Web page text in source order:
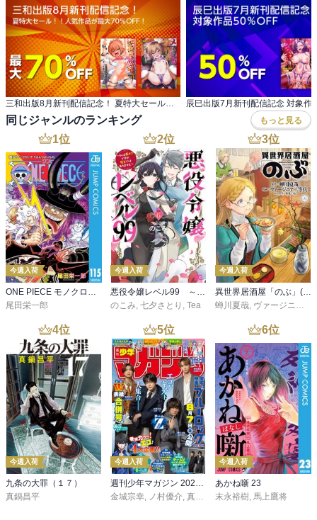
辰巳出版7月新刊配信記念 対象作
同じジャンルのランキング もっと見る
1位
今週入荷
ONE PIECE モノクロ版 115
尾田栄一郎
2位
今週入荷
悪役令嬢レベル99 ～私は裏ボスですが魔王ではありません～ その６
のこみ, 七夕さとり , Tea
3位
今週入荷
異世界居酒屋「のぶ」(22)
蝉川夏哉, ヴァージニア二等兵
4位
今週入荷
九条の大罪（１７）
真鍋昌平
5位
今週入荷
金城宗幸
ノ村優介 真島ヒロ ,宮島礼吏, 新川直司
6位
今週入荷
あかね噺 23
末永裕樹 馬上鷹将